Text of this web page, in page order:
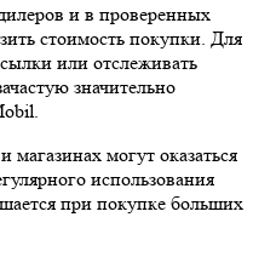
и в проверенных
стоимость покупки. Для
или отслеживать
значительно
магазинах могут оказаться
использования
при покупке больших